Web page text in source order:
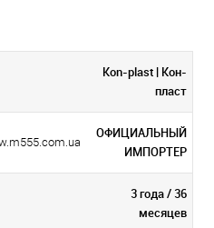
Kon-plast | Кон-
пласт
ОФИЦИАЛЬНЫЙ
ИМПОРТЕР
3 года / 36
месяцев